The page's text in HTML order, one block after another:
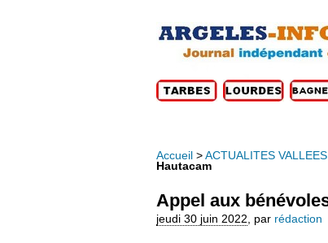
Accueil > ACTUALITES
Hautacam
Appel aux
jeudi 30 juin 2022 par rédaction